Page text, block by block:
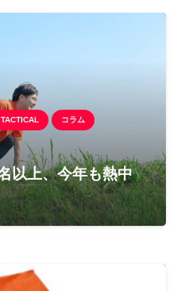
コラム
以上、今年も熱中